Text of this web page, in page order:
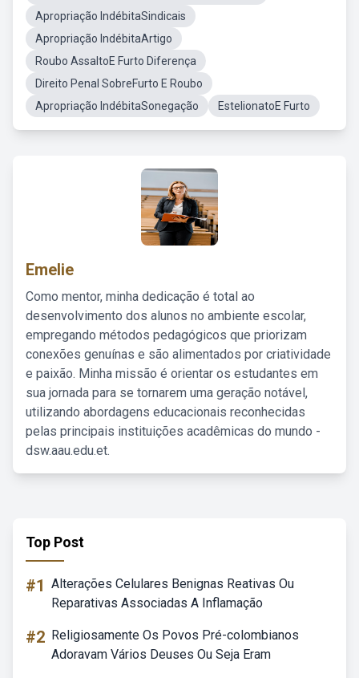
Apropriação IndébitaSindicais
Apropriação IndébitaArtigo
Roubo AssaltoE Furto Diferença
Direito Penal SobreFurto E Roubo
Apropriação IndébitaSonegação
EstelionatoE Furto
Emelie
Como mentor, minha dedicação é total ao
desenvolvimento dos alunos no ambiente escolar,
empregando métodos pedagógicos que priorizam
conexões genuínas e são alimentados por criatividade
e paixão. Minha missão é orientar os estudantes em
sua jornada para se tornarem uma geração notável,
utilizando abordagens educacionais reconhecidas
pelas principais instituições acadêmicas do mundo -
dsw.aau.edu.et.
Top Post
#1 Alterações Celulares Benignas Reativas Ou
Reparativas Associadas A Inflamação
#2 Religiosamente Os Povos Pré-colombianos
Adoravam Vários Deuses Ou Seja Eram